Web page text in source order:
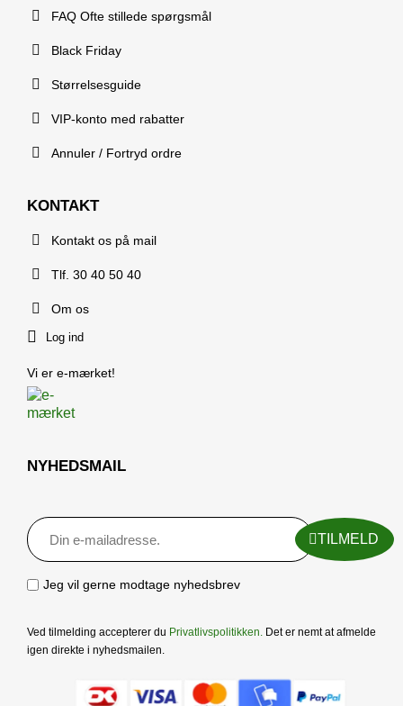
FAQ Ofte stillede spørgsmål
Black Friday
Størrelsesguide
VIP-konto med rabatter
Annuler / Fortryd ordre
KONTAKT
Kontakt os på mail
Tlf. 30 40 50 40
Om os
Log ind
Vi er e-mærket!
NYHEDSMAIL
TILMELD
Jeg vil gerne modtage nyhedsbrev
Ved tilmelding accepterer du Privatlivspolitikken. Det er nemt at afmelde
igen direkte i nyhedsmailen.